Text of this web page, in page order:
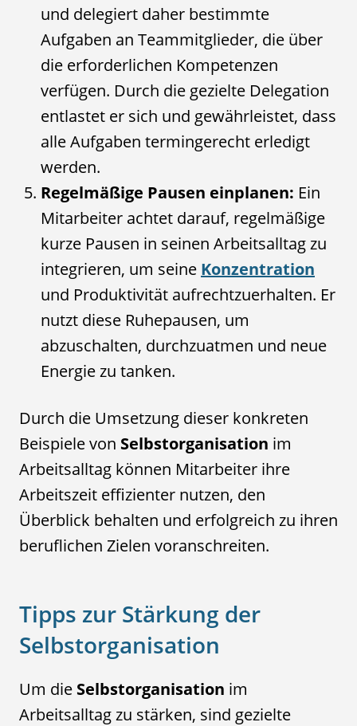
und delegiert daher bestimmte
Aufgaben an Teammitglieder, die über
die erforderlichen Kompetenzen
verfügen. Durch die gezielte Delegation
entlastet er sich und gewährleistet, dass
alle Aufgaben termingerecht erledigt
werden.
Regelmäßige Pausen einplanen: Ein
Mitarbeiter achtet darauf, regelmäßige
kurze Pausen in seinen Arbeitsalltag zu
integrieren, um seine Konzentration
und Produktivität aufrechtzuerhalten. Er
nutzt diese Ruhepausen, um
abzuschalten, durchzuatmen und neue
Energie zu tanken.
Durch die Umsetzung dieser konkreten
Beispiele von Selbstorganisation im
Arbeitsalltag können Mitarbeiter ihre
Arbeitszeit effizienter nutzen, den
Überblick behalten und erfolgreich zu ihren
beruflichen Zielen voranschreiten.
Tipps zur Stärkung der
Selbstorganisation
Um die Selbstorganisation im
Arbeitsalltag zu stärken, sind gezielte